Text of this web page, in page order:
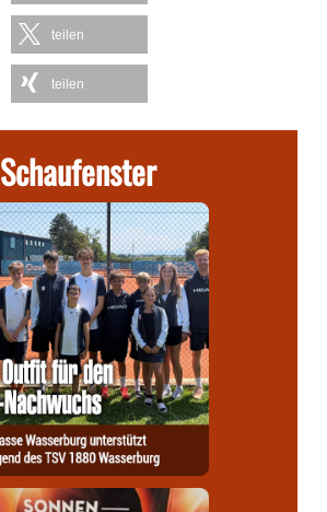
teilen
teilen
Schaufenster